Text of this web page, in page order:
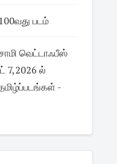
படம்
வெட்டாஃபீஸ்
7,2026 ல்
-